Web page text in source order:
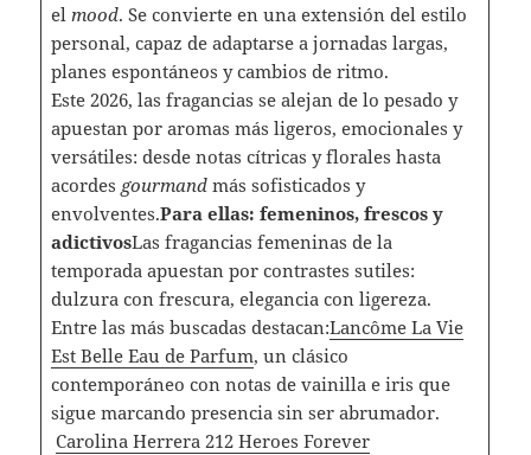
el mood. Se convierte en una extensión del estilo
personal, capaz de adaptarse a jornadas largas,
planes espontáneos y cambios de ritmo.
Este 2026, las fragancias se alejan de lo pesado y
apuestan por aromas más ligeros, emocionales y
versátiles: desde notas cítricas y florales hasta
acordes gourmandmás sofisticados y
envolventes.Para ellas: femeninos, frescos y
adictivosLas fragancias femeninas de la
temporada apuestan por contrastes sutiles:
dulzura con frescura, elegancia con ligereza.
Entre las más buscadas destacan:Lancôme La Vie
Est Belle Eau de Parfum, un clásico
contemporáneo con notas de vainilla e iris que
sigue marcando presencia sin ser abrumador.
Carolina Herrera 212 Heroes Forever